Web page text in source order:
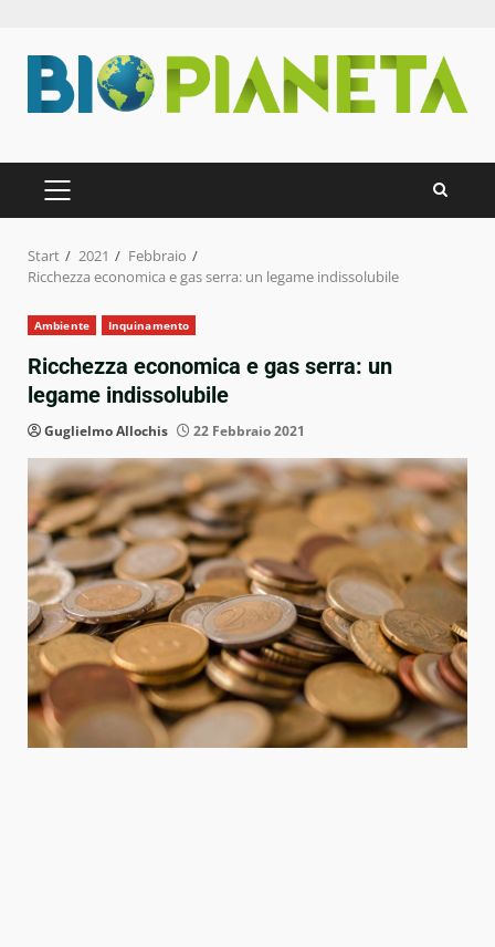
Inhalt
springen
PRIMÄRES
MENÜ
Start 2021
Febbraio
Ricchezza economica e gas serra: un legame indissolubile
Ambiente Inquinamento
Ricchezza economica e gas serra: un
legame indissolubile
Guglielmo Allochis 22 Febbraio 2021